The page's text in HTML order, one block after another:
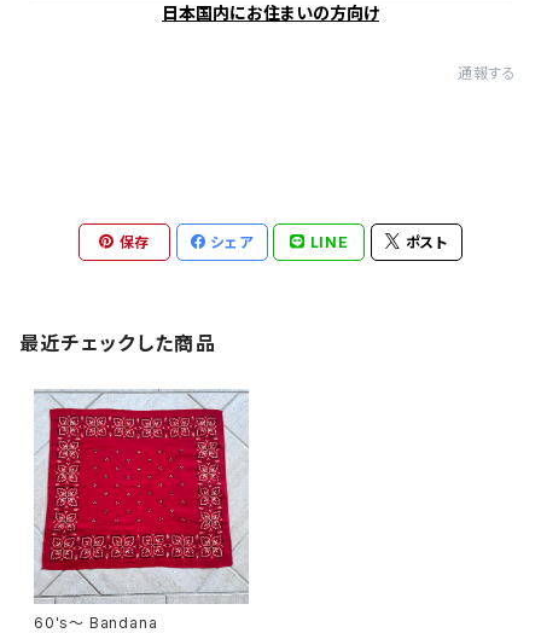
日本国内にお住まいの方向け
通報する
保存 シェア LINE ポスト
最近チェックした商品
60's〜 Bandana